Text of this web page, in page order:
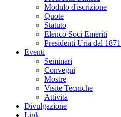
Modulo d'iscrizione
Quote
Statuto
Elenco Soci Emeriti
Presidenti Uria dal 1871
Eventi
Seminari
Convegni
Mostre
Visite Tecniche
Attività
Divulgazione